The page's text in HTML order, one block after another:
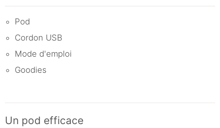
Pod
Cordon USB
Mode d'emploi
Goodies
Un pod efficace